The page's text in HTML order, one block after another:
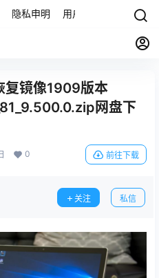
隐私申明 用户协议 联系我们
镜像1909版本
网盘下
0 前往下载
关注 私信